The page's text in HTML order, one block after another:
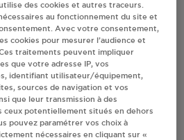
Antargaz
Villes
des cookies et autres traceurs.
au fonctionnement du site et
Avec votre consentement,
cookies pour mesurer l’audience et
traitements peuvent impliquer
que votre adresse IP, vos
identifiant utilisateur/équipement,
sources de navigation et vos
que leur transmission à des
ceux potentiellement situés en dehors
pouvez paramétrer vos choix à
nécessaires en cliquant sur «